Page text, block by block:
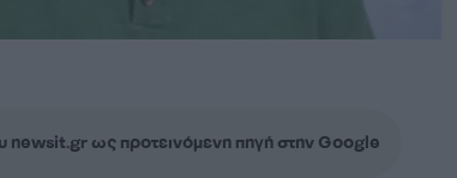
newsit.gr ως προτεινόμενη πηγή στην Google